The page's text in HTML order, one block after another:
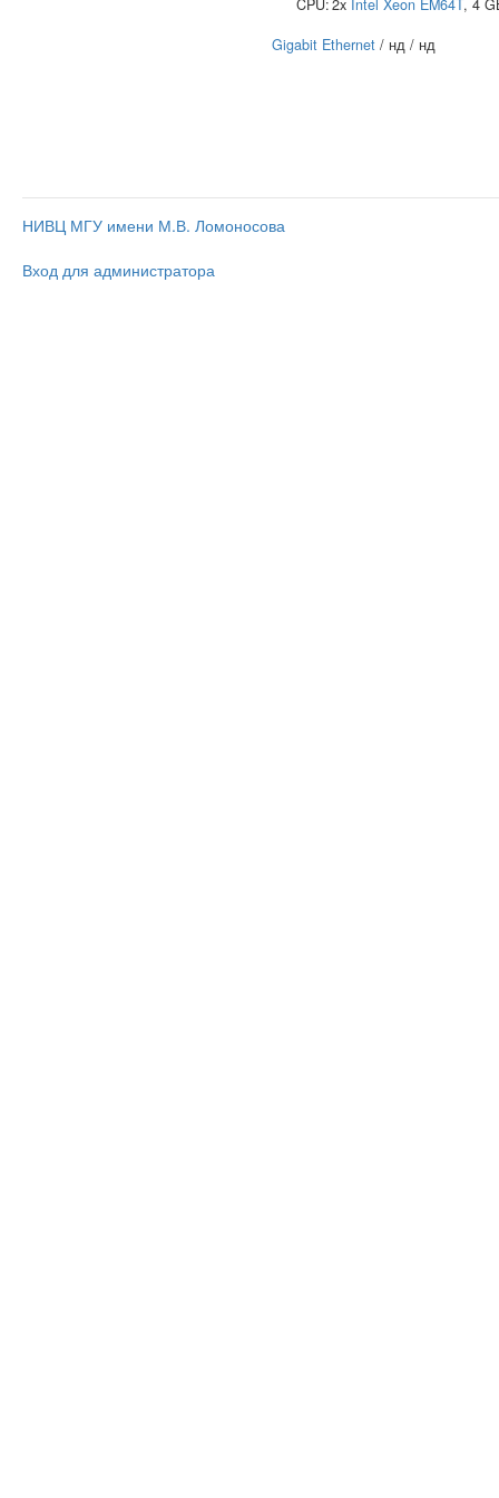
CPU:2x Intel Xeon EM64T , 4
Gigabit Ethernet / нд / нд
НИВЦ МГУ имени М.В. Ломоносова
Вход для администратора